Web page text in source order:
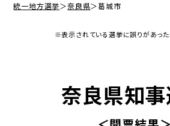
統一地方選挙＞奈良県＞葛城市
※表示されている選挙に誤りがあっ
奈良県知